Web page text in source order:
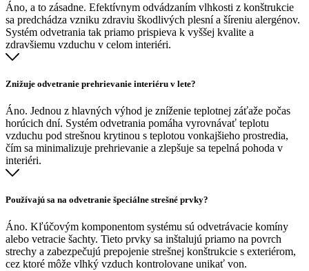
Áno, a to zásadne. Efektívnym odvádzaním vlhkosti z konštrukcie
sa predchádza vzniku zdraviu škodlivých plesní a šíreniu alergénov.
Systém odvetrania tak priamo prispieva k vyššej kvalite a
zdravšiemu vzduchu v celom interiéri.
Znižuje odvetranie prehrievanie interiéru v lete?
Áno. Jednou z hlavných výhod je zníženie teplotnej záťaže počas
horúcich dní. Systém odvetrania pomáha vyrovnávať teplotu
vzduchu pod strešnou krytinou s teplotou vonkajšieho prostredia,
čím sa minimalizuje prehrievanie a zlepšuje sa tepelná pohoda v
interiéri.
Používajú sa na odvetranie špeciálne strešné prvky?
Áno. Kľúčovým komponentom systému sú odvetrávacie komíny
alebo vetracie šachty. Tieto prvky sa inštalujú priamo na povrch
strechy a zabezpečujú prepojenie strešnej konštrukcie s exteriérom,
cez ktoré môže vlhký vzduch kontrolovane unikať von.